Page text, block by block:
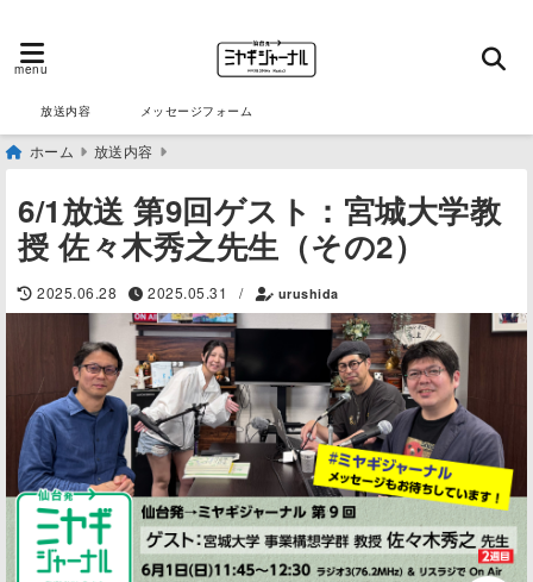
menu
放送内容 メッセージフォーム
ホーム 放送内容
6/1放送 第9回ゲスト：宮城大学教
授 佐々木秀之先生（その2）
2025.06.28 2025.05.31 / urushida